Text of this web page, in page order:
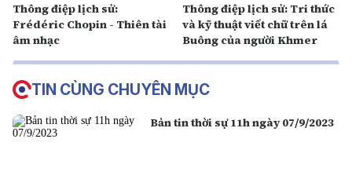
Thông điệp lịch sử:
Frédéric Chopin - Thiên tài
âm nhạc
Thông điệp lịch sử: Tri thức
và kỹ thuật viết chữ trên lá
Buông của người Khmer
TIN CÙNG CHUYÊN MỤC
Bản tin thời sự 11h ngày 07/9/2023